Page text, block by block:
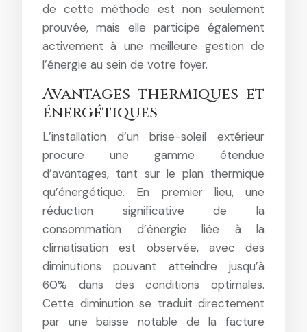
de cette méthode est non seulement
prouvée, mais elle participe également
activement à une meilleure gestion de
l’énergie au sein de votre foyer.
Avantages thermiques et
énergétiques
L’installation d’un brise-soleil extérieur
procure une gamme étendue
d’avantages, tant sur le plan thermique
qu’énergétique. En premier lieu, une
réduction significative de la
consommation d’énergie liée à la
climatisation est observée, avec des
diminutions pouvant atteindre jusqu’à
60% dans des conditions optimales.
Cette diminution se traduit directement
par une baisse notable de la facture